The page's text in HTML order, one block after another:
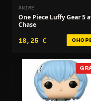
ANIME
One Piece Luffy Gear 5
Chase
18,25 €